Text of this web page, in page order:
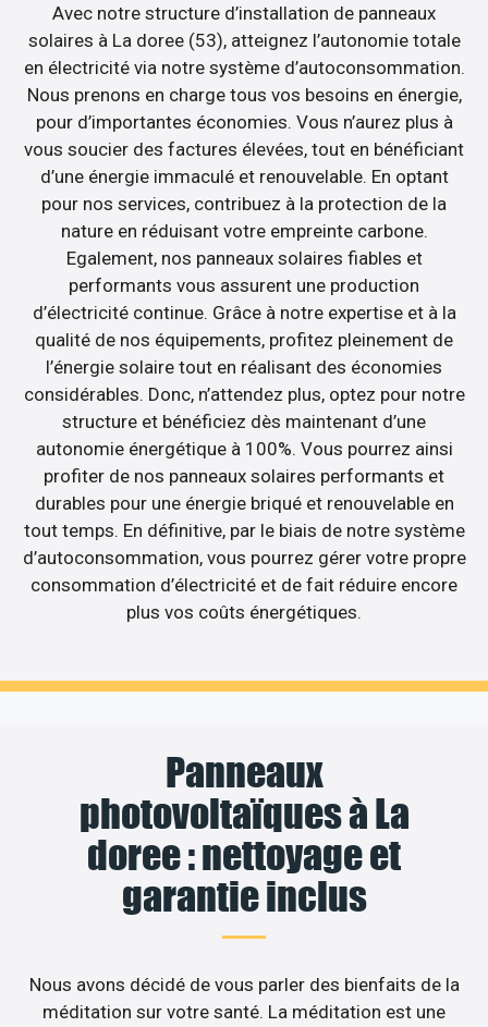
Avec notre structure d’installation de panneaux
solaires à La doree (53), atteignez l’autonomie totale
en électricité via notre système d’autoconsommation.
Nous prenons en charge tous vos besoins en énergie,
pour d’importantes économies. Vous n’aurez plus à
vous soucier des factures élevées, tout en bénéficiant
d’une énergie immaculé et renouvelable. En optant
pour nos services, contribuez à la protection de la
nature en réduisant votre empreinte carbone.
Egalement, nos panneaux solaires fiables et
performants vous assurent une production
d’électricité continue. Grâce à notre expertise et à la
qualité de nos équipements, profitez pleinement de
l’énergie solaire tout en réalisant des économies
considérables. Donc, n’attendez plus, optez pour notre
structure et bénéficiez dès maintenant d’une
autonomie énergétique à 100%. Vous pourrez ainsi
profiter de nos panneaux solaires performants et
durables pour une énergie briqué et renouvelable en
tout temps. En définitive, par le biais de notre système
d’autoconsommation, vous pourrez gérer votre propre
consommation d’électricité et de fait réduire encore
plus vos coûts énergétiques.
Panneaux
photovoltaïques à La
doree : nettoyage et
garantie inclus
Nous avons décidé de vous parler des bienfaits de la
méditation sur votre santé. La méditation est une